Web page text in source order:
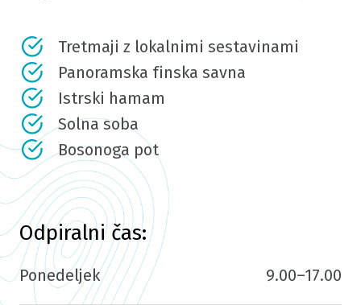
Tretmaji z lokalnimi sestavinami
Panoramska finska savna
Istrski hamam
Solna soba
Bosonoga pot
Odpiralni čas:
Ponedeljek 9.00–17.00